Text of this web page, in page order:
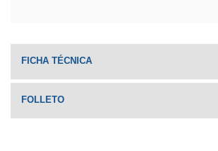
FICHA TÉCNICA
FOLLETO